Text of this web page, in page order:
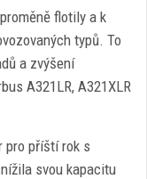
flotily a k
typů. To
a zvýšení
A321LR, A321XLR
pro příští rok s
svou kapacitu